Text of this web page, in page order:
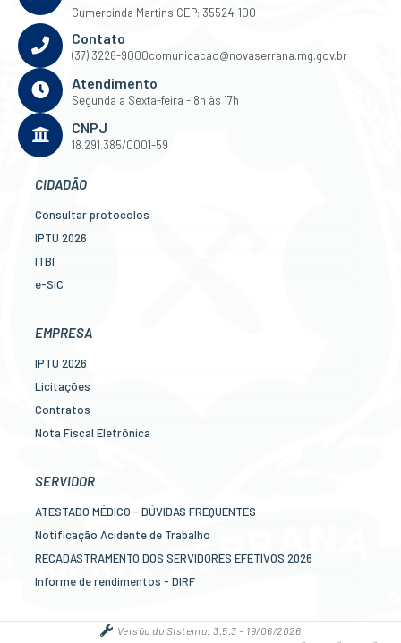
Gumercinda Martins CEP: 35524-100
Contato
(37) 3226-9000comunicacao@novaserrana.mg.gov.br
Atendimento
Segunda a Sexta-feira - 8h às 17h
CNPJ
18.291.385/0001-59
CIDADÃO
Consultar protocolos
IPTU 2026
ITBI
e-SIC
Legislação
EMPRESA
IPTU 2026
Licitações
Contratos
Nota Fiscal Eletrônica
Transparência
SERVIDOR
ATESTADO MÉDICO - DÚVIDAS FREQUENTES
Notificação Acidente de Trabalho
RECADASTRAMENTO DOS SERVIDORES EFETIVOS 2026
Informe de rendimentos - DIRF
Mais serviços online para o servidor
Versão do Sistema:3.5.3 - 19/06/2026